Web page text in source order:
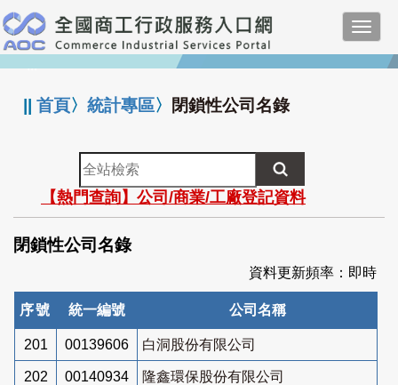
跳
到
主
要
:::
||首頁〉統計專區〉 閉鎖性公司名錄
全
站
檢
索
【熱門查詢】公司/商業/工廠登記資料
閉鎖性公司名錄
資料更新頻率：即時
序號 統一編號 公司名稱
201 00139606 白洞股份有限公司
202 00140934 隆鑫環保股份有限公司